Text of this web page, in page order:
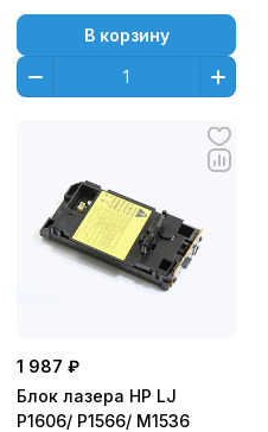
В корзину
1 987 ₽
Блок лазера HP LJ
P1606/ P1566/ M1536